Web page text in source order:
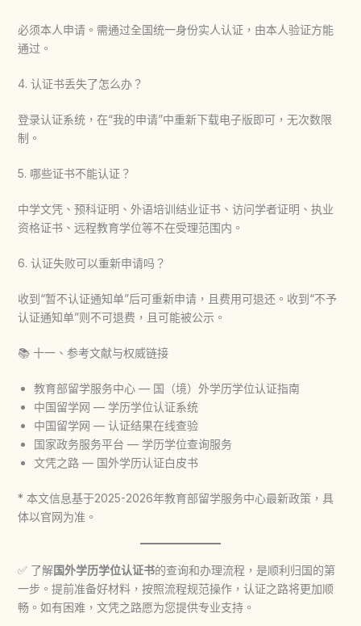
必须本人申请。需通过全国统一身份实人认证，由本人验证方能
通过。
4. 认证书丢失了怎么办？
登录认证系统，在“我的申请”中重新下载电子版即可，无次数限
制。
5. 哪些证书不能认证？
中学文凭、预科证明、外语培训结业证书、访问学者证明、执业
资格证书、远程教育学位等不在受理范围内。
6. 认证失败可以重新申请吗？
收到“暂不认证通知单”后可重新申请，且费用可退还。收到“不予
认证通知单”则不可退费，且可能被公示。
📚 十一、参考文献与权威链接
教育部留学服务中心 — 国（境）外学历学位认证指南
中国留学网 — 学历学位认证系统
中国留学网 — 认证结果在线查验
国家政务服务平台 — 学历学位查询服务
文凭之路 — 国外学历认证白皮书
* 本文信息基于2025-2026年教育部留学服务中心最新政策，具
体以官网为准。
✅ 了解国外学历学位认证书的查询和办理流程，是顺利归国的第
一步。提前准备好材料，按照流程规范操作，认证之路将更加顺
畅。如有困难，文凭之路愿为您提供专业支持。